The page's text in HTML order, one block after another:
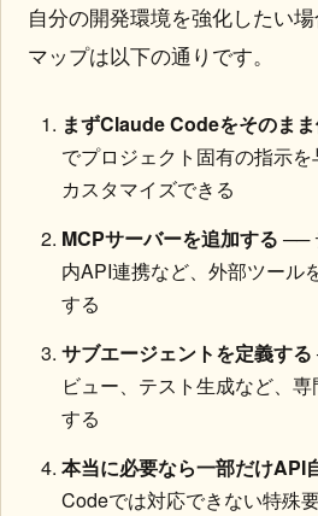
自分の開発環境を強化したい
マップは以下の通りです。
まずClaude Codeをそのまま
でプロジェクト固有の指示
カスタマイズできる
MCPサーバーを追加する ──
内API連携など、外部ツール
する
サブエージェントを定義する
ビュー、テスト生成など、
する
本当に必要なら一部だけAPI
Codeでは対応できない特殊